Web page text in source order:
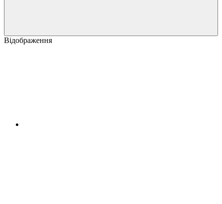
Відображення